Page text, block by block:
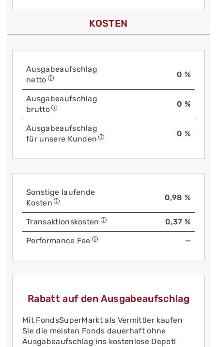
KOSTEN
Aus­gabe­auf­schlag
netto
0 %
Aus­gabe­auf­schlag
brutto
0 %
Aus­gabe­auf­schlag
für unsere Kunden
0 %
Sonstige laufende
Kosten
0,98 %
Trans­aktions­kosten 0,37 %
Performance Fee —
Rabatt auf den Ausgabeaufschlag
Mit FondsSuperMarkt als Vermittler kaufen
Sie die meisten Fonds dauerhaft ohne
Ausgabeaufschlag ins kostenlose Depot!